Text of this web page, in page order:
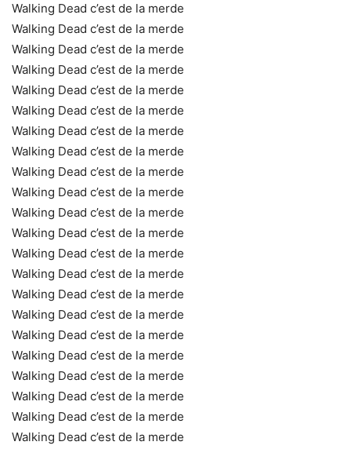
Walking Dead c’est de la merde
Walking Dead c’est de la merde
Walking Dead c’est de la merde
Walking Dead c’est de la merde
Walking Dead c’est de la merde
Walking Dead c’est de la merde
Walking Dead c’est de la merde
Walking Dead c’est de la merde
Walking Dead c’est de la merde
Walking Dead c’est de la merde
Walking Dead c’est de la merde
Walking Dead c’est de la merde
Walking Dead c’est de la merde
Walking Dead c’est de la merde
Walking Dead c’est de la merde
Walking Dead c’est de la merde
Walking Dead c’est de la merde
Walking Dead c’est de la merde
Walking Dead c’est de la merde
Walking Dead c’est de la merde
Walking Dead c’est de la merde
Walking Dead c’est de la merde